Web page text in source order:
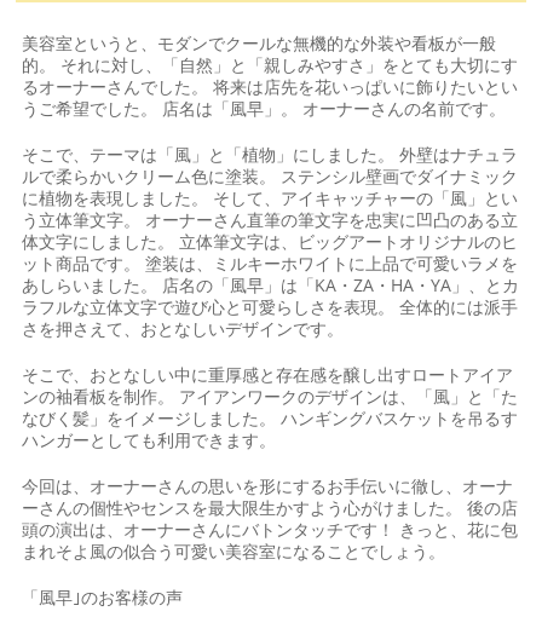
美容室というと、モダンでクールな無機的な外装や看板が一般
的。 それに対し、「自然」と「親しみやすさ」をとても大切にす
るオーナーさんでした。 将来は店先を花いっぱいに飾りたいとい
うご希望でした。 店名は「風早」。 オーナーさんの名前です。
そこで、テーマは「風」と「植物」にしました。 外壁はナチュラ
ルで柔らかいクリーム色に塗装。 ステンシル壁画でダイナミック
に植物を表現しました。 そして、アイキャッチャーの「風」とい
う立体筆文字。 オーナーさん直筆の筆文字を忠実に凹凸のある立
体文字にしました。 立体筆文字は、ビッグアートオリジナルのヒ
ット商品です。 塗装は、ミルキーホワイトに上品で可愛いラメを
あしらいました。 店名の「風早」は「KA・ZA・HA・YA」、とカ
ラフルな立体文字で遊び心と可愛らしさを表現。 全体的には派手
さを押さえて、おとなしいデザインです。
そこで、おとなしい中に重厚感と存在感を醸し出すロートアイア
ンの袖看板を制作。 アイアンワークのデザインは、「風」と「た
なびく髪」をイメージしました。 ハンギングバスケットを吊るす
ハンガーとしても利用できます。
今回は、オーナーさんの思いを形にするお手伝いに徹し、オーナ
ーさんの個性やセンスを最大限生かすよう心がけました。 後の店
頭の演出は、オーナーさんにバトンタッチです！ きっと、花に包
まれそよ風の似合う可愛い美容室になることでしょう。
「風早｣のお客様の声